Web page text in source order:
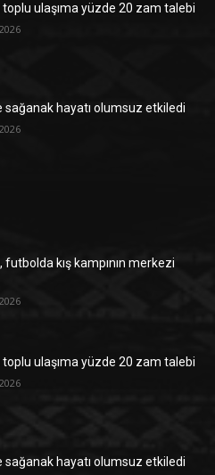
toplu ulaşıma yüzde 20 zam talebi
sağanak hayatı olumsuz etkiledi
futbolda kış kampının merkezi
toplu ulaşıma yüzde 20 zam talebi
sağanak hayatı olumsuz etkiledi